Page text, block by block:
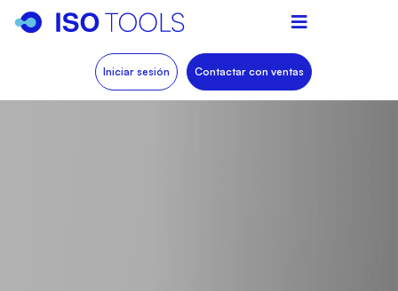
Iniciar sesión Contactar con ventas